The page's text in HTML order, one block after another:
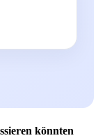
könnten